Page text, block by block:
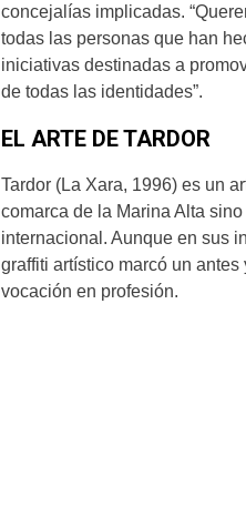
concejalías implicadas.
todas las personas que han
iniciativas destinadas a
de todas las identidades”.
EL ARTE DE TARDOR
Tardor (La Xara, 1996) es un
comarca de la Marina Alta
internacional. Aunque en sus
graffiti artístico marcó un
vocación en profesión.